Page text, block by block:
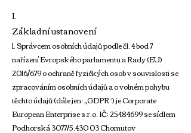
I.
Základní ustanovení
1. Správcem osobních údajů podle čl. 4 bod 7
nařízení Evropského parlamentu a Rady (EU)
2016/679 o ochraně fyzických osob v souvislosti se
zpracováním osobních údajů a o volném pohybu
těchto údajů (dále jen: „GDPR”) je Corporate
European Enterprise s.r.o. IČ:25484699se sídlem
Podhorská 3077/5,430 03 Chomutov